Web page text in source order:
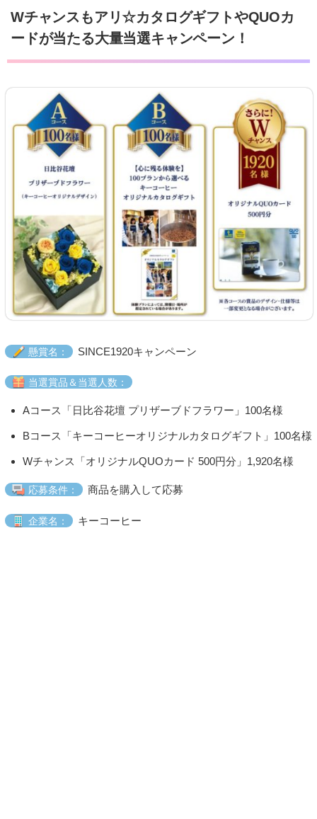
Wチャンスもアリ☆カタログギフトやQUOカ
ードが当たる大量当選キャンペーン！
懸賞名： SINCE1920キャンペーン
当選賞品＆当選人数：
Aコース「日比谷花壇 プリザーブドフラワー」100名様
Bコース「キーコーヒーオリジナルカタログギフト」100名様
Wチャンス「オリジナルQUOカード 500円分」1,920名様
応募条件： 商品を購入して応募
企業名： キーコーヒー